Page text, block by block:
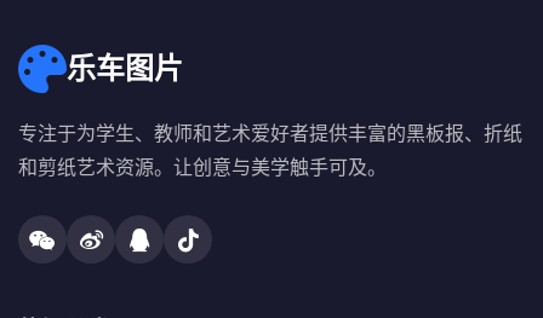
乐车图片
专注于为学生、教师和艺术爱好者提供丰富的黑板报、折纸
和剪纸艺术资源。让创意与美学触手可及。